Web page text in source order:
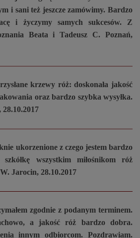
i sani też jeszcze zamówimy. Bardzo
i życzymy samych sukcesów. Z
Beata i Tadeusz C. Poznań,
krzewy róż: doskonała jakość
oraz bardzo szybka wysyłka.
ukorzenione z czego jestem bardzo
szkółkę wszystkim miłośnikom róż
Jarocin, 28.10.2017
zgodnie z podanym terminem.
a jakość róż bardzo dobra.
innym odbiorcom. Pozdrawiam.